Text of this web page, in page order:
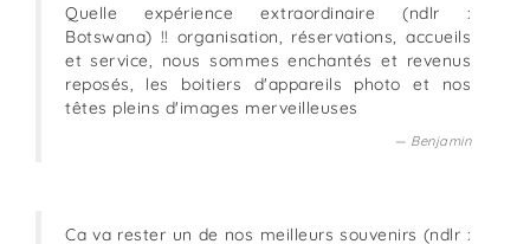
Quelle expérience extraordinaire (ndlr :
Botswana) !! organisation, réservations, accueils
et service, nous sommes enchantés et revenus
reposés, les boitiers d'appareils photo et nos
têtes pleins d'images merveilleuses
Benjamin
Ca va rester un de nos meilleurs souvenirs (ndlr :